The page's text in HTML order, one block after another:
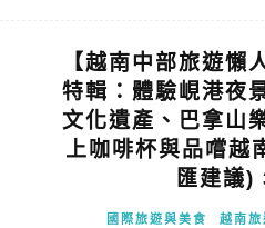
【越南中部旅遊懶
特輯：體驗峴港夜
文化遺產、巴拿山
上咖啡杯與品嚐越
匯建議)
國際旅遊與美食 越南旅